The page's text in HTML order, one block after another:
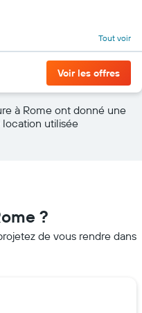
Tout voir
Voir les offres
à Rome ont donné une
location utilisée
?
de vous rendre dans